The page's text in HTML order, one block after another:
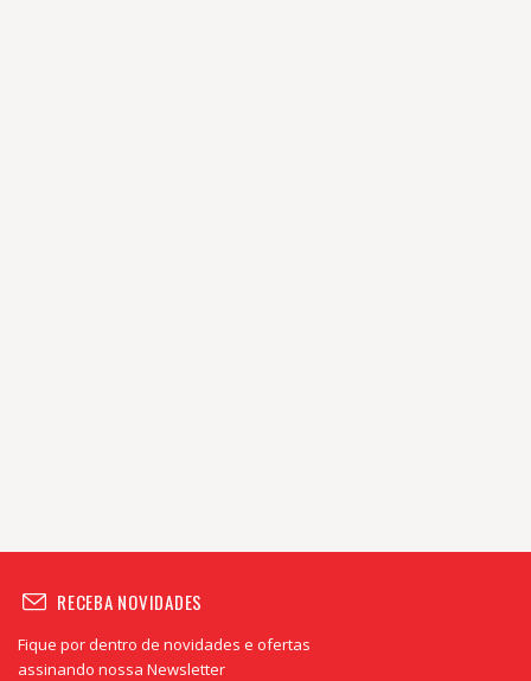
RECEBA NOVIDADES
Fique por dentro de novidades e ofertas
assinando nossa Newsletter